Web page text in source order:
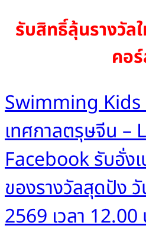
รับสิทธิ์ลุ้นรางวัล
คอ
Swimming Kids
เทศกาลตรุษจีน –
Facebook รับอั่ง
ของรางวัลสุดปัง
2569 เวลา